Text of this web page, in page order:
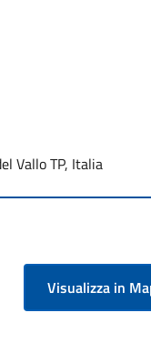
Vallo TP, Italia
Visualizza in